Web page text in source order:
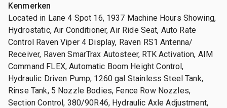
Kenmerken
Located in Lane 4 Spot 16, 1937 Machine Hours Showing,
Hydrostatic, Air Conditioner, Air Ride Seat, Auto Rate
Control Raven Viper 4 Display, Raven RS1 Antenna/
Receiver, Raven SmarTrax Autosteer, RTK Activation, AIM
Command FLEX, Automatic Boom Height Control,
Hydraulic Driven Pump, 1260 gal Stainless Steel Tank,
Rinse Tank, 5 Nozzle Bodies, Fence Row Nozzles,
Section Control, 380/90R46, Hydraulic Axle Adjustment,